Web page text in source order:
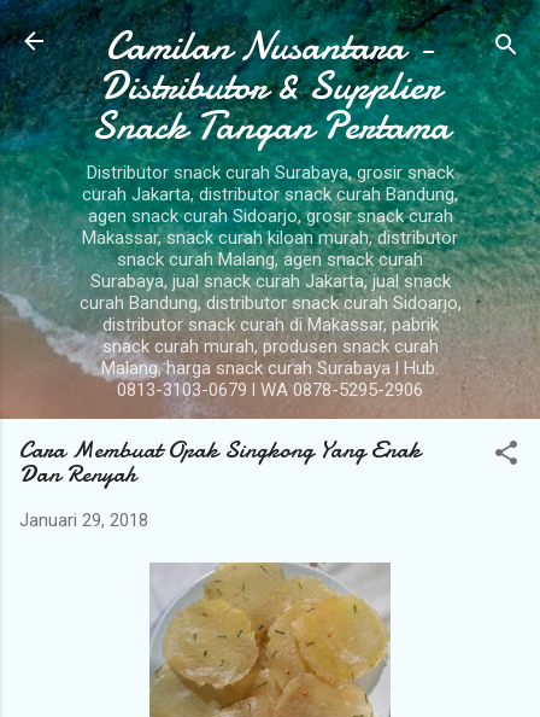
Langsung ke konten utama
Camilan Nusantara -
Distributor & Supplier
Snack Tangan Pertama
Distributor snack curah Surabaya, grosir snack
curah Jakarta, distributor snack curah Bandung,
agen snack curah Sidoarjo, grosir snack curah
Makassar, snack curah kiloan murah, distributor
snack curah Malang, agen snack curah
Surabaya, jual snack curah Jakarta, jual snack
curah Bandung, distributor snack curah Sidoarjo,
distributor snack curah di Makassar, pabrik
snack curah murah, produsen snack curah
Malang, harga snack curah Surabaya l Hub.
0813-3103-0679 l WA 0878-5295-2906
Cara Membuat Opak Singkong Yang Enak
Dan Renyah
Januari 29, 2018